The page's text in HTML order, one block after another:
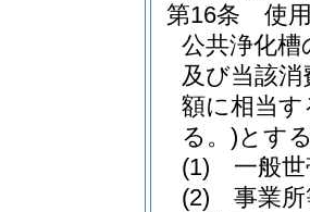
第16条
使
公共浄化
及び当該
額に相当
る。)とす
(1)
一般
(2)
事業